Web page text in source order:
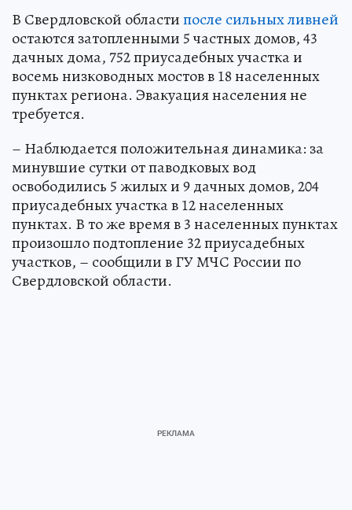
В Свердловской областипосле сильных ливней
остаются затопленными 5 частных домов, 43
дачных дома, 752 приусадебных участка и
восемь низководных мостов в 18 населенных
пунктах региона. Эвакуация населения не
требуется.
– Наблюдается положительная динамика: за
минувшие сутки от паводковых вод
освободились 5 жилых и 9 дачных домов, 204
приусадебных участка в 12 населенных
пунктах. В то же время в 3 населенных пунктах
произошло подтопление 32 приусадебных
участков, – сообщили в ГУ МЧС России по
Свердловской области.